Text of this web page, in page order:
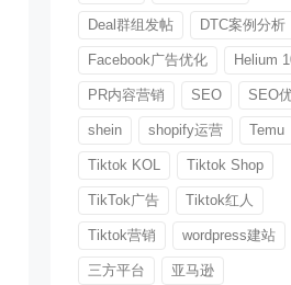
Deal群组发帖 DTC案例分析
Facebook广告优化 Helium
PR内容营销 SEO SEO
shein shopify运营 Temu
Tiktok KOL Tiktok Shop
TikTok广告 Tiktok红人
Tiktok营销 wordpress建站
三方平台 亚马逊